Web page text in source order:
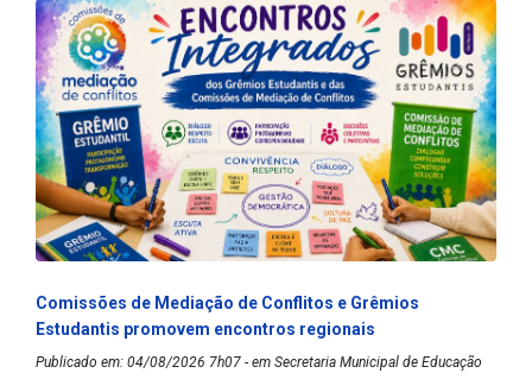
Comissões de Mediação de Conflitos e Grêmios
Estudantis promovem encontros regionais
Publicado em: 04/08/2026 7h07 - em Secretaria Municipal de Educação